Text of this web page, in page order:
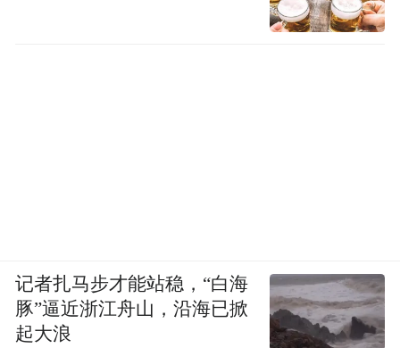
记者扎马步才能站稳，“白海
豚”逼近浙江舟山，沿海已掀
起大浪